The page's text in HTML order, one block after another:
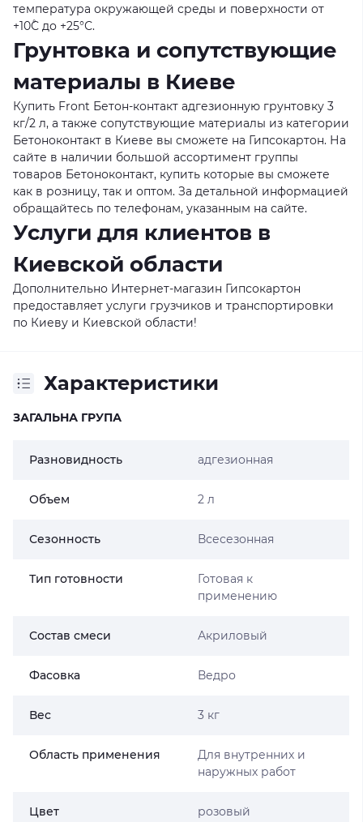
температура окружающей среды и поверхности от
+10˚С до +25°С.
Грунтовка и сопутствующие
материалы в Киеве
Купить Front Бетон-контакт адгезионную грунтовку 3
кг/2 л, а также сопутствующие материалы из категории
Бетоноконтакт в Киеве вы сможете на Гипсокартон. На
сайте в наличии большой ассортимент группы
товаров Бетоноконтакт, купить которые вы сможете
как в розницу, так и оптом. За детальной информацией
обращайтесь по телефонам, указанным на сайте.
Услуги для клиентов в
Киевской области
Дополнительно Интернет-магазин Гипсокартон
предоставляет услуги грузчиков и транспортировки
по Киеву и Киевской области!
Характеристики
ЗАГАЛЬНА ГРУПА
Разновидность адгезионная
Объем 2 л
Сезонность Всесезонная
Тип готовности
Готовая к
применению
Состав смеси Акриловый
Фасовка Ведро
Вес 3 кг
Область применения
Для внутренних и
наружных работ
Цвет розовый